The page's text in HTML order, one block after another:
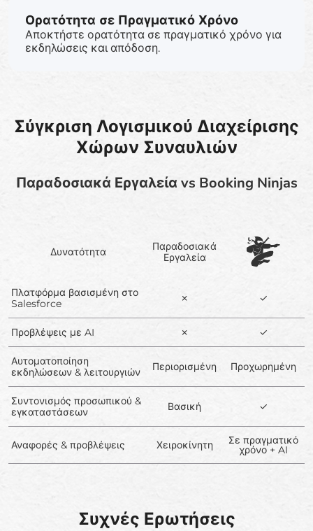
Ορατότητα σε Πραγματικό Χρόνο
Αποκτήστε ορατότητα σε πραγματικό χρόνο για
εκδηλώσεις και απόδοση.
Σύγκριση Λογισμικού Διαχείρισης
Χώρων Συναυλιών
Παραδοσιακά Εργαλεία vs Booking Ninjas
Δυνατότητα
Παραδοσιακά
Εργαλεία
Πλατφόρμα βασισμένη στο
Salesforce
✗ ✓
Προβλέψεις με AI ✗ ✓
Αυτοματοποίηση
εκδηλώσεων & λειτουργιών
Περιορισμένη Προχωρημένη
Συντονισμός προσωπικού &
εγκαταστάσεων
Βασική ✓
Αναφορές & προβλέψεις Χειροκίνητη Σε πραγματικό
χρόνο + AI
Συχνές Ερωτήσεις